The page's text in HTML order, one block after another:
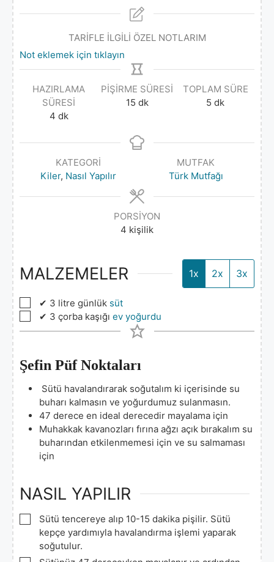
TARİFLE İLGİLİ ÖZEL NOTLARIM
Not eklemek için tıklayın
HAZIRLAMA
SÜRESI
4 dk
PIŞIRME SÜRESI
15 dk
TOPLAM SÜRE
5 dk
KATEGORI
Kiler, Nasıl Yapılır
MUTFAK
Türk Mutfağı
PORSIYON
4 kişilik
MALZEMELER 1x 2x 3x
▢
✔ 3 litre günlük süt
▢
✔ 3 çorba kaşığı ev yoğurdu
Şefin Püf Noktaları
Sütü havalandırarak soğutalım ki içerisinde su
buharı kalmasın ve yoğurdumuz sulanmasın.
47 derece en ideal derecedir mayalama için
Muhakkak kavanozları fırına ağzı açık bırakalım su
buharından etkilenmemesi için ve su salmaması
için
NASIL YAPILIR
▢
Sütü tencereye alıp 10-15 dakika pişilir. Sütü
kepçe yardımıyla havalandırma işlemi yaparak
soğutulur.